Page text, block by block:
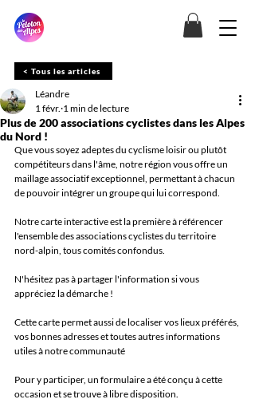
< Tous les articles
Plus de 200 associations cyclistes dans les Alpes
du Nord !
Léandre
1 févr. 1 min de lecture
Que vous soyez adeptes du cyclisme loisir ou plutôt
compétiteurs dans l'âme, notre région vous offre un
maillage associatif exceptionnel, permettant à chacun
de pouvoir intégrer un groupe qui lui correspond.
Notre carte interactive est la première à référencer
l'ensemble des associations cyclistes du territoire
nord-alpin, tous comités confondus.
N'hésitez pas à partager l'information si vous
appréciez la démarche !
Cette carte permet aussi de localiser vos lieux préférés,
vos bonnes adresses et toutes autres informations
utiles à notre communauté
Pour y participer, un formulaire a été conçu à cette
occasion et se trouve à libre disposition.